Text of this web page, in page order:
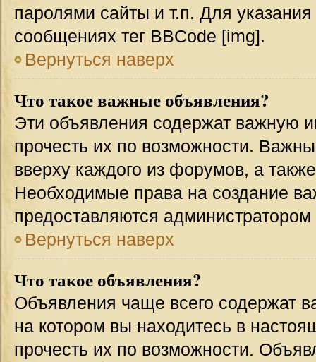
паролями сайты и т.п. Для
сообщениях тег BBCode [img].
Вернуться наверх
Что такое важные объявления?
Эти объявления содержат
прочесть их по возможности.
вверху каждого из форумов, а
Необходимые права на создание
предоставляются
Вернуться наверх
Что такое объявления?
Объявления чаще всего
на котором вы находитесь в
прочесть их по возможности.